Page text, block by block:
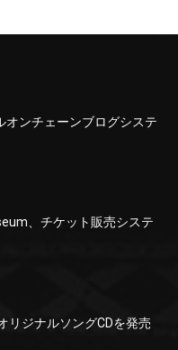
オンチェーンブログシステ
、チケット販売システ
リジナルソングCDを発売